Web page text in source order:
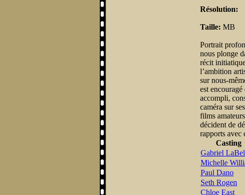
Résolution:
Taille: MB
Portrait
nous plonge
récit
l’ambition
sur nous-
est
accompli,
caméra sur
films
décident de
rapports avec
Casting
Gabriel
Michelle
Paul Dano
Seth Rogen
Chloe East